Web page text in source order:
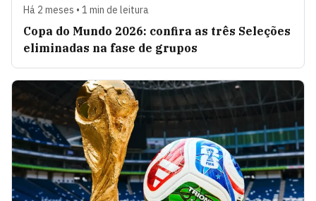
Há 2 meses • 1 min de leitura
Copa do Mundo 2026: confira as três Seleções
eliminadas na fase de grupos